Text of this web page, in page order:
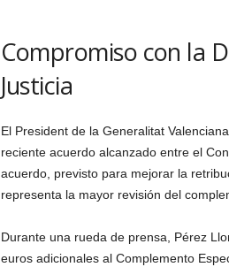
Compromiso con la
Justicia
El President de la Generalitat
reciente acuerdo alcanzado entre el
acuerdo, previsto para mejorar la
representa la mayor revisión del
Durante una rueda de prensa, Pérez
euros adicionales al Complemento